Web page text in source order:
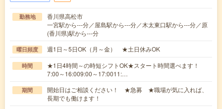
勤務地
香川県高松市
一宮駅から---分／屋島駅から---分／木太東口駅から---分／原
(香川県)駅から---分
曜日頻度 週1日～5日OK（月～金） ★土日休みOK
時間
★1日4時間～の時短シフトOK★スタート時間選べます！
7:00～16:009:00～17:0011:…
期間
開始日はご相談ください！ ★急募 ★職場が気に入れば、
長期でも働けます！